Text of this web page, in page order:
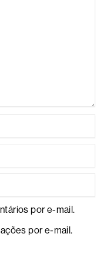
por e-mail.
por e-mail.